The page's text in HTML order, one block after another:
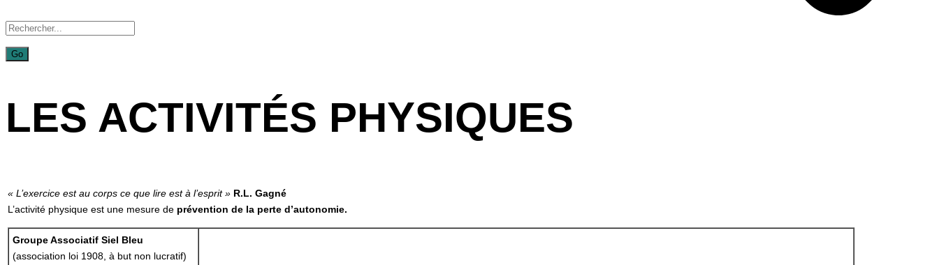
LES ACTIVITÉS PHYSIQUES
« L’exercice est au corps ce que lire est à l’esprit » R.L. Gagné
L’activité physique est une mesure de prévention de la perte d’autonomie.
Groupe Associatif Siel Bleu
(association loi 1908, à but non lucratif)